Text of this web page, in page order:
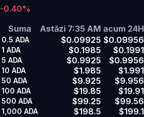
-0.40%
Suma
Astăzi 7:35 AM acum 24H
0.5 ADA $0.09925 $0.09956
1 ADA $0.1985 $0.1991
5 ADA $0.9925 $0.9956
10 ADA $1.985 $1.991
50 ADA $9.925 $9.956
100 ADA $19.85 $19.91
500 ADA $99.25 $99.56
1,000 ADA $198.5
$199.1